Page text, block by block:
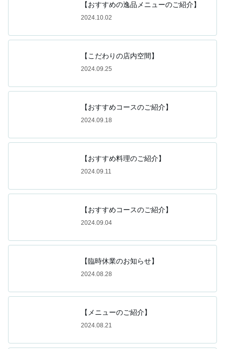
【おすすめの逸品メニューのご紹介】
2024.10.02
【こだわりの店内空間】
2024.09.25
【おすすめコースのご紹介】
2024.09.18
【おすすめ料理のご紹介】
2024.09.11
【おすすめコースのご紹介】
2024.09.04
【臨時休業のお知らせ】
2024.08.28
【メニューのご紹介】
2024.08.21